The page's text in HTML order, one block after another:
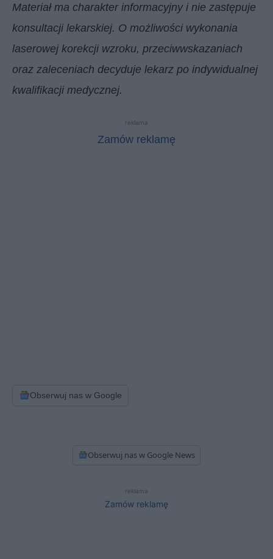
Materiał ma charakter informacyjny i nie zastępuje
konsultacji lekarskiej. O możliwości wykonania
laserowej korekcji wzroku, przeciwwskazaniach
oraz zaleceniach decyduje lekarz po indywidualnej
kwalifikacji medycznej.
reklama
Zamów reklamę
Obserwuj nas w Google
Obserwuj nas w Google News
reklama
Zamów reklamę